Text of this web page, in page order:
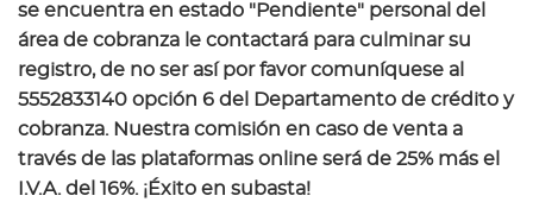
se encuentra en estado "Pendiente" personal del
área de cobranza le contactará para culminar su
registro, de no ser así por favor comuníquese al
5552833140 opción 6 del Departamento de crédito y
cobranza. Nuestra comisión en caso de venta a
través de las plataformas online será de 25% más el
I.V.A. del 16%. ¡Éxito en subasta!